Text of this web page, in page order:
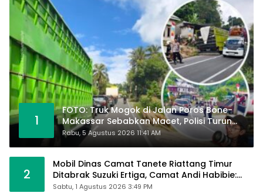
1
FOTO: Truk Mogok di Jalan Poros Bone-
Makassar Sebabkan Macet, Polisi Turun
Tangan
Rabu, 5 Agustus 2026 11:41 AM
2
Mobil Dinas Camat Tanete Riattang Timur
Ditabrak Suzuki Ertiga, Camat Andi Habibie:
Alhamdulillah Saya Baik-Baik Saja
Sabtu, 1 Agustus 2026 3:49 PM